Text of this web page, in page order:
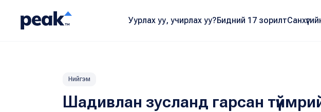
Уурлах уу, учирлах уу?Бидний 17 зорилт
Нийгэм
Шадивлан зусланд гарсан